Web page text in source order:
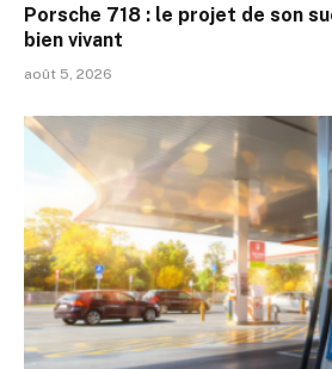
Porsche 718 : le projet de son
bien vivant
août 5, 2026